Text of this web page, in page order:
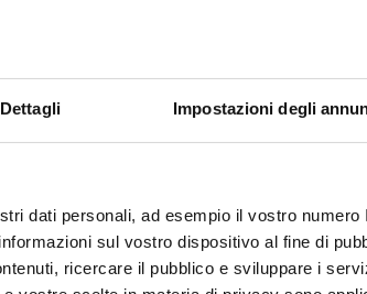
Dettagli Impostazioni degli
dati personali, ad esempio il vostro numero
sul vostro dispositivo al fine di
ricercare il pubblico e sviluppare i
INF VI - 2° anno 2° sem
Academic staff
Stefano Tamburin